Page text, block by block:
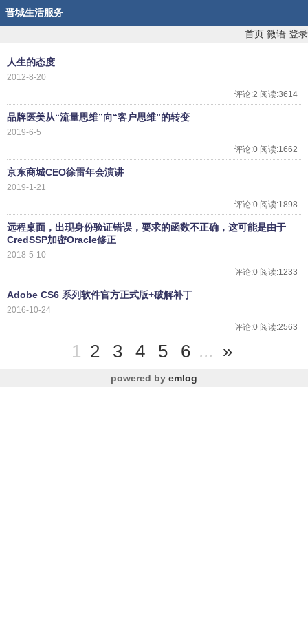
晋城生活服务
首页 微语 登录
人生的态度
2012-8-20
评论:2 阅读:3614
品牌医美从“流量思维”向“客户思维”的转变
2019-6-5
评论:0 阅读:1662
京东商城CEO徐雷年会演讲
2019-1-21
评论:0 阅读:1898
远程桌面，出现身份验证错误，要求的函数不正确，这可能是由于
CredSSP加密Oracle修正
2018-5-10
评论:0 阅读:1233
Adobe CS6 系列软件官方正式版+破解补丁
2016-10-24
评论:0 阅读:2563
1 2 3 4 5 6 ... »
powered by emlog